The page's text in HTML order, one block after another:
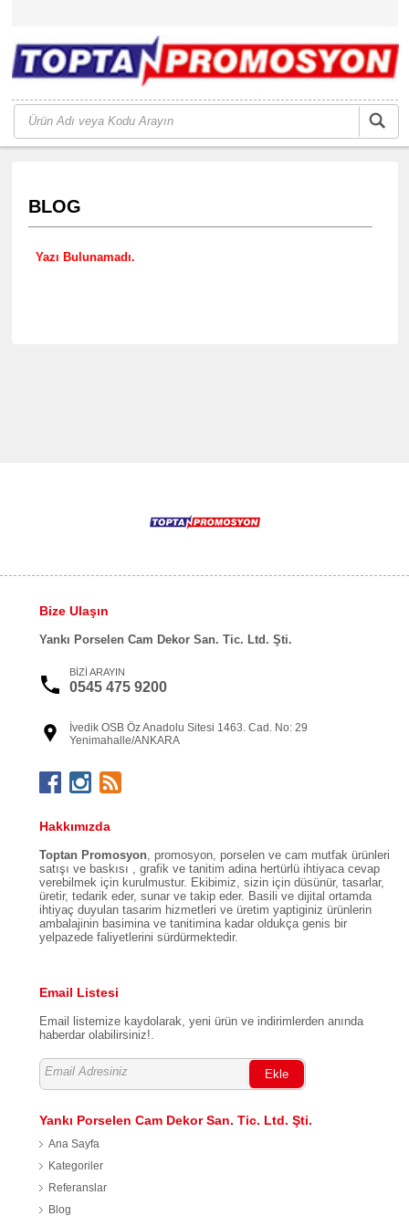
BLOG
Yazı Bulunamadı.
Bize Ulaşın
Yankı Porselen Cam Dekor San. Tic. Ltd. Şti.
BİZİ ARAYIN
0545 475 9200
İvedik OSB Öz Anadolu Sitesi 1463. Cad. No: 29
Yenimahalle/ANKARA
Hakkımızda
Toptan Promosyon, promosyon, porselen ve cam mutfak ürünleri
satışı ve baskısı , grafik ve tanitim adina hertürlü ihtiyaca cevap
verebilmek için kurulmustur. Ekibimiz, sizin için düsünür, tasarlar,
üretir, tedarik eder, sunar ve takip eder. Basili ve dijital ortamda
ihtiyaç duyulan tasarim hizmetleri ve üretim yaptiginiz ürünlerin
ambalajinin basimina ve tanitimina kadar oldukça genis bir
yelpazede faliyetlerini sürdürmektedir.
Email Listesi
Email listemize kaydolarak, yeni ürün ve indirimlerden anında
haberdar olabilirsiniz!.
Ekle
Yankı Porselen Cam Dekor San. Tic. Ltd. Şti.
Ana Sayfa
Kategoriler
Referanslar
Blog